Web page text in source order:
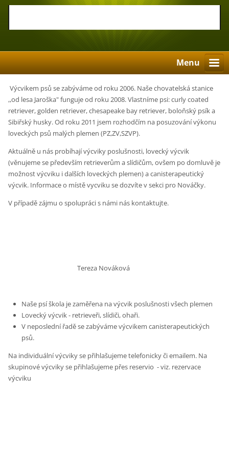
Menu
Výcvikem psů se zabýváme od roku 2006. Naše chovatelská stanice
,,od lesa Jaroška" funguje od roku 2008. Vlastníme psi: curly coated
retriever, golden retriever, chesapeake bay retriever, boloňský psík a
Sibiřský husky. Od roku 2011 jsem rozhodčím na posuzování výkonu
loveckých psů malých plemen (PZ,ZV,SZVP).
Aktuálně u nás probíhají výcviky poslušnosti, lovecký výcvik
(věnujeme se především retrieverům a slídičům, ovšem po domluvě je
možnost výcviku i dalších loveckých plemen) a canisterapeutický
výcvik. Informace o místě vycviku se dozvíte v sekci pro Nováčky.
V případě zájmu o spolupráci s námi nás kontaktujte.
Tereza Nováková
Naše psí škola je zaměřena na výcvik poslušnosti všech plemen
Lovecký výcvik - retrieveři, slídiči, ohaři.
V neposlední řadě se zabýváme výcvikem canisterapeutických
psů.
Na individuální výcviky se přihlašujeme telefonicky či emailem. Na
skupinové výcviky se přihlašujeme přes reservio - viz. rezervace
výcviku